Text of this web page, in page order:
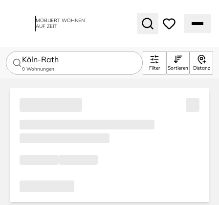
MÖBLIERT WOHNEN
AUF ZEIT
Köln-Rath
0 Wohnungen Filter Sortieren Distanz